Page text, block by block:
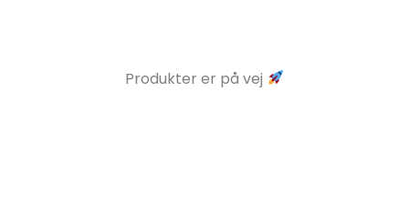
Produkter er på vej